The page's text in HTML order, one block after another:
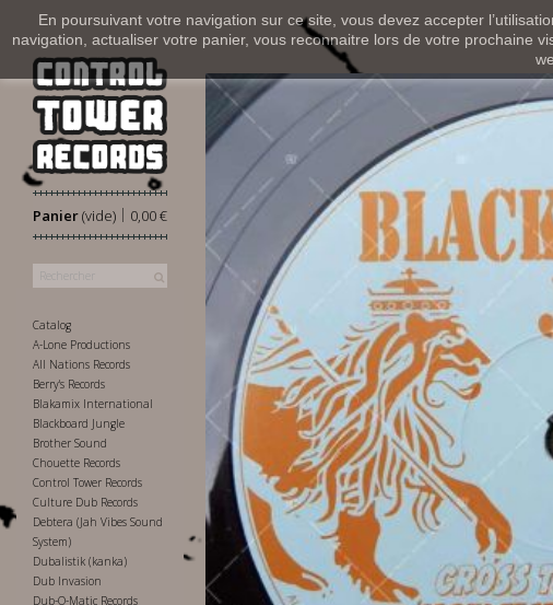
En poursuivant votre navigation sur ce site, vous devez accepter
navigation, actualiser votre panier, vous reconnaitre lors de votre prochaine
Panier 0,00 €
|
(vide)
Catalog
A-Lone Productions
All Nations Records
Berry's Records
Blakamix International
Blackboard Jungle
Brother Sound
Chouette Records
Control Tower Records
Culture Dub Records
Debtera (Jah Vibes Sound
System)
Dubalistik (kanka)
Dub Invasion
Dub-O-Matic Records